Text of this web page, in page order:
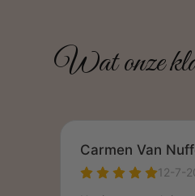
Wat onze